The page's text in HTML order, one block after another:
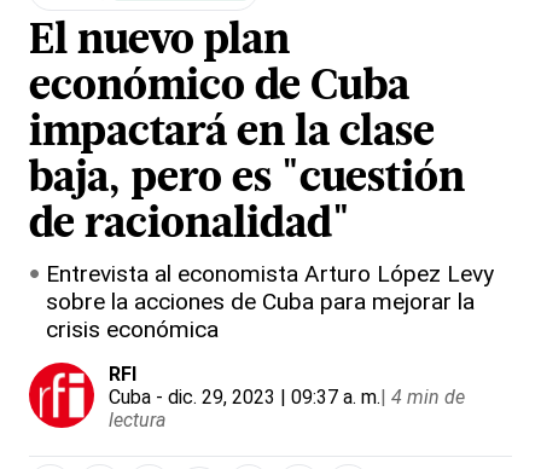
El nuevo plan
económico de Cuba
impactará en la clase
baja, pero es "cuestión
de racionalidad"
Entrevista al economista Arturo López Levy
sobre la acciones de Cuba para mejorar la
crisis económica
RFI
Cuba - dic. 29, 2023 | 09:37 a. m.| 4 min de
lectura